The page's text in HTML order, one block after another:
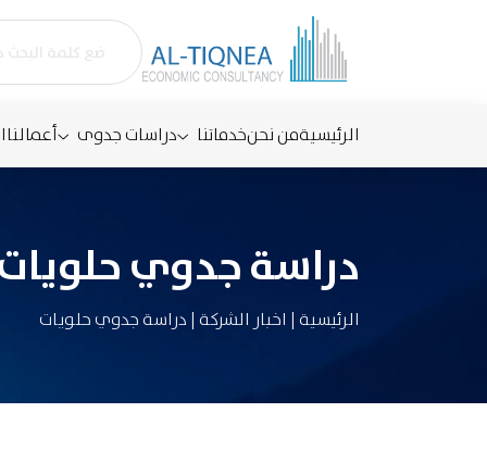
الرئيسيةمن نحنخدماتنا دراسات جدوى أعمالنا
دراسة جدوي
الرئيسية | اخبار الشركة | دراسة جدوي حلويات